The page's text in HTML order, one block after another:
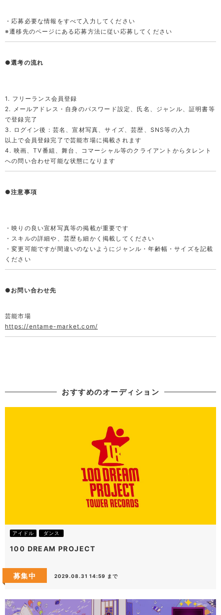
・応募必要な情報をすべて入力してください
※遷移先のページにある応募方法に従い応募してください
●選考の流れ
1. フリーランス会員登録
2. メールアドレス・自身のパスワード設定、氏名、ジャンル、証明書等
で登録完了
3. ログイン後：芸名、宣材写真、サイズ、芸歴、SNS等の入力
以上で会員登録完了で芸能市場に掲載されます
4. 映画、TV番組、舞台、コマーシャル等のクライアントからタレント
への問い合わせ可能な状態になります
●注意事項
・映りの良い宣材写真等の掲載が重要です
・スキルの詳細や、芸歴も細かく掲載してください
・変更可能ですが間違いのないようにジャンル・年齢幅・サイズを記載
ください
●お問い合わせ先
https://entame-market.com/
おすすめのオーディション
アイドル ダンス
100 DREAM PROJECT
募集中 2029.08.31 14:59 まで